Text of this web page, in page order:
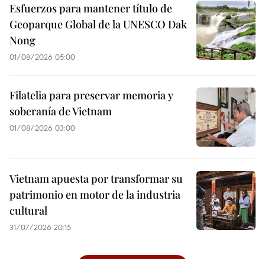
Esfuerzos para mantener título de
Geoparque Global de la UNESCO Dak
Nong
01/08/2026 05:00
Filatelia para preservar memoria y
soberanía de Vietnam
01/08/2026 03:00
Vietnam apuesta por transformar su
patrimonio en motor de la industria
cultural
31/07/2026 20:15